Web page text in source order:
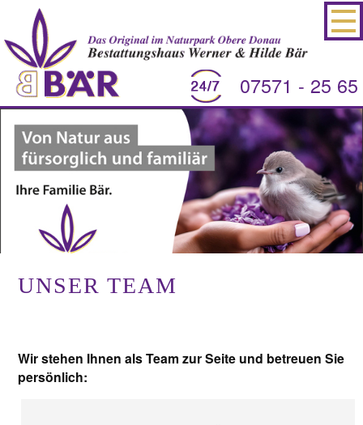
07571 - 25 65
UNSER TEAM
Wir stehen Ihnen als Team zur Seite und betreuen Sie
persönlich: